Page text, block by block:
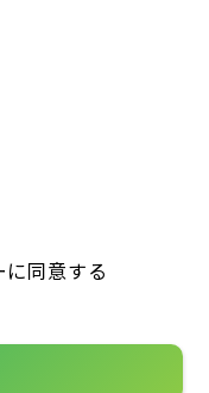
同意する